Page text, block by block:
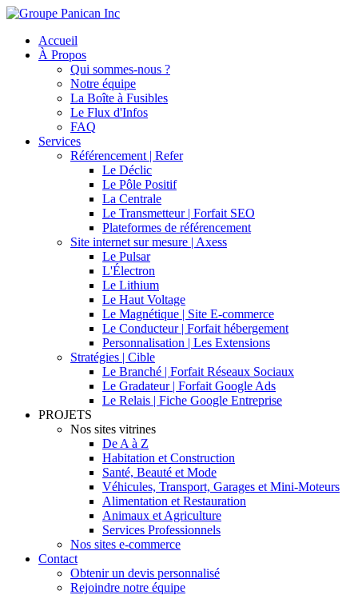
Accueil
À Propos
Qui sommes-nous ?
Notre équipe
La Boîte à Fusibles
Le Flux d'Infos
FAQ
Services
Référencement | Refer
Le Déclic
Le Pôle Positif
La Centrale
Le Transmetteur | Forfait SEO
Plateformes de référencement
Site internet sur mesure | Axess
Le Pulsar
L'Électron
Le Lithium
Le Haut Voltage
Le Magnétique | Site E-commerce
Le Conducteur | Forfait hébergement
Personnalisation | Les Extensions
Stratégies | Cible
Le Branché | Forfait Réseaux Sociaux
Le Gradateur | Forfait Google Ads
Le Relais | Fiche Google Entreprise
PROJETS
Nos sites vitrines
De A à Z
Habitation et Construction
Santé, Beauté et Mode
Véhicules, Transport, Garages et Mini-Moteurs
Alimentation et Restauration
Animaux et Agriculture
Services Professionnels
Nos sites e-commerce
Contact
Obtenir un devis personnalisé
Rejoindre notre équipe